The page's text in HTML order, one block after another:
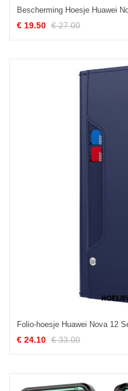
€ 19.50 € 27.00
€ 24.10 € 33.00